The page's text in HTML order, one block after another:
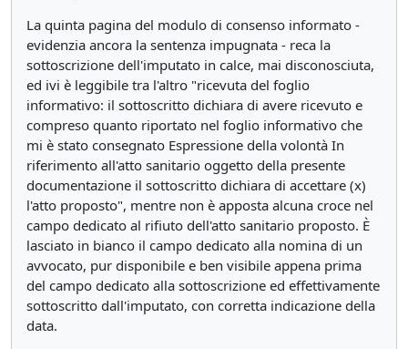
La quinta pagina del modulo di consenso informato -
evidenzia ancora la sentenza impugnata - reca la
sottoscrizione dell'imputato in calce, mai disconosciuta,
ed ivi è leggibile tra l'altro "ricevuta del foglio
informativo: il sottoscritto dichiara di avere ricevuto e
compreso quanto riportato nel foglio informativo che
mi è stato consegnato Espressione della volontà In
riferimento all'atto sanitario oggetto della presente
documentazione il sottoscritto dichiara di accettare (x)
l'atto proposto", mentre non è apposta alcuna croce nel
campo dedicato al rifiuto dell'atto sanitario proposto. È
lasciato in bianco il campo dedicato alla nomina di un
avvocato, pur disponibile e ben visibile appena prima
del campo dedicato alla sottoscrizione ed effettivamente
sottoscritto dall'imputato, con corretta indicazione della
data.